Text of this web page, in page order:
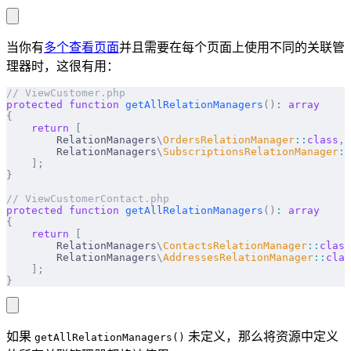
当你有多个查看页面并且需要在每个页面上使用不同的关联管
理器时，这很有用：
// ViewCustomer.php
protected
function getAllRelationManagers () :
array
{
    return
        RelationManagers
\OrdersRelationManager :: class ,
        RelationManagers
\ SubscriptionsRelationManager ::
    ];
}
// ViewCustomerContact.php
protected
function getAllRelationManagers () :
array
{
    return
        RelationManagers
\ ContactsRelationManager :: class
        RelationManagers
\AddressesRelationManager ::
    ];
}
如果 getAllRelationManagers() 未定义，那么将资源中定义